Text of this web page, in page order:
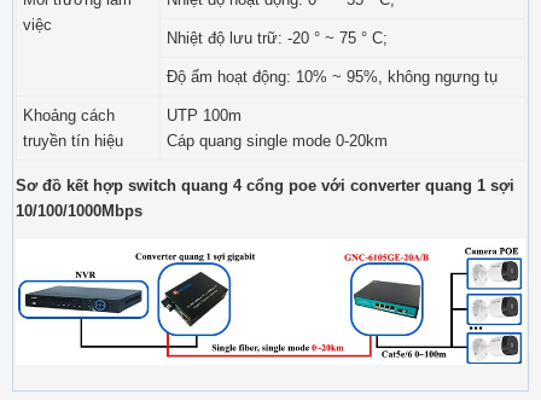
việc
Nhiệt độ lưu trữ: -20 ° ~ 75 ° C;
Độ ẩm hoạt động: 10% ~ 95%, không ngưng tụ
Khoảng cách
truyền tín hiệu
UTP 100m
Cáp quang single mode 0-20km
Sơ đồ kết hợp switch quang 4 cổng poe với converter quang 1 sợi
10/100/1000Mbps